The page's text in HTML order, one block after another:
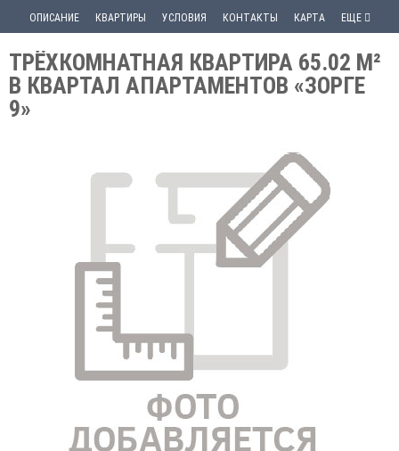
ОПИСАНИЕ КВАРТИРЫ УСЛОВИЯ КОНТАКТЫ КАРТА ЕЩЕ
ТРЁХКОМНАТНАЯ КВАРТИРА 65.02 М²
В КВАРТАЛ АПАРТАМЕНТОВ «ЗОРГЕ
9»